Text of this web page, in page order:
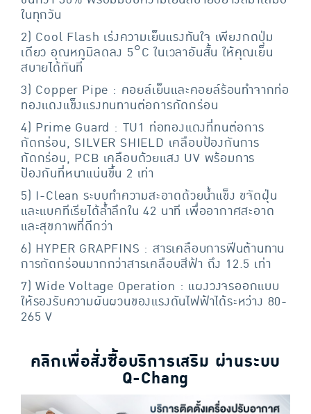
ในทุกวัน
2) Cool Flash เร่งความเย็นแรงทันใจ เพียงกดปุ่ม
เดียว อุณหภูมิลดลง 5°C ในเวลาอันสั้น ให้คุณเย็น
สบายได้ทันที
3) Copper Pipe : คอยล์เย็นและคอยล์ร้อนทำจากท่อ
ทองแดงแข็งแรงทนทานต่อการกัดกร่อน
4) Prime Guard : TU1 ท่อทองแดงที่ทนต่อการ
กัดกร่อน, SILVER SHIELD เคลือบป้องกันการ
กัดกร่อน, PCB เคลือบด้วยแสง UV พร้อมการ
ป้องกันที่หนาแน่นขึ้น 2 เท่า
5) I-Clean ระบบทำความสะอาดด้วยน้ำแข็ง ขจัดฝุ่น
และแบคทีเรียได้ล้ำลึกใน 42 นาที เพื่ออากาศสะอาด
และสุขภาพที่ดีกว่า
6) HYPER GRAPFINS : สารเคลือบการฟีนต้านทาน
การกัดกร่อนมากกว่าสารเคลือบสีฟ้า ถึง 12.5 เท่า
7) Wide Voltage Operation : แผงวงจรออกแบบ
ให้รองรับความผันผวนของแรงดันไฟฟ้าได้ระหว่าง 80-
265 V
คลิกเพื่อสั่งซื้อบริการเสริม ผ่านระบบ
Q-Chang